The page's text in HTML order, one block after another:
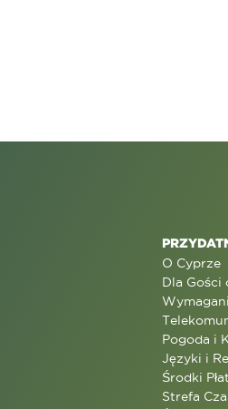
O Cyprze
Dla Gości
Pogoda i
Języki i
Środki
Strefa